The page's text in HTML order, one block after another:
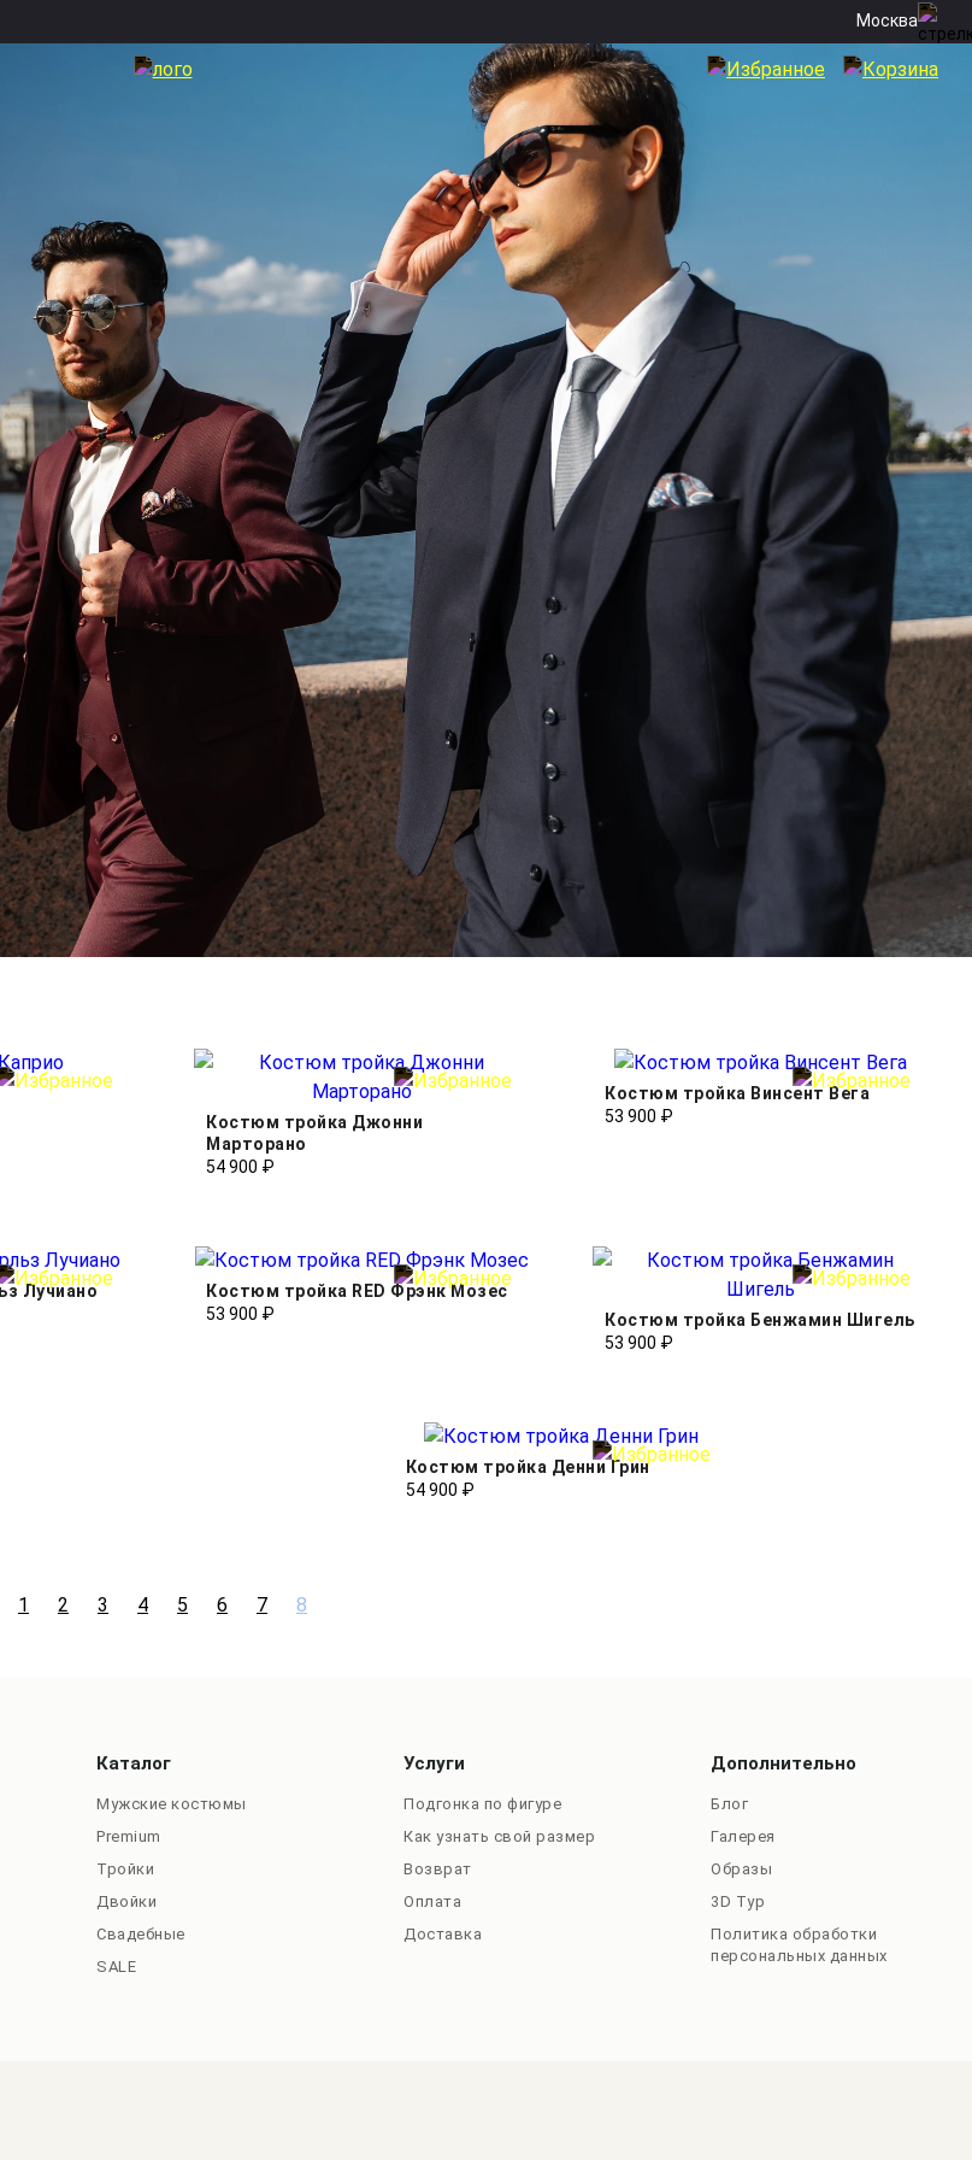
Москва
Костюм тройка Джонни
Марторано
54 900 ₽
Костюм тройка Винсент Вега
53 900 ₽
Лучиано
Костюм тройка RED Фрэнк Мозес
53 900 ₽
Костюм тройка Бенжамин Шигель
53 900 ₽
Костюм тройка Денни Грин
54 900 ₽
1 2 3 4 5 6 7 8
Каталог
Мужские костюмы
Premium
Тройки
Двойки
Свадебные
SALE
Услуги
Подгонка по фигуре
Как узнать свой размер
Возврат
Оплата
Доставка
Дополнительно
Блог
Галерея
Образы
3D Тур
Политика обработки
персональных данных